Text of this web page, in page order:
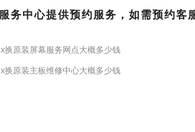
务中心提供预约服务，如需预约客
换原装屏幕服务网点大概多少钱
换原装主板维修中心大概多少钱